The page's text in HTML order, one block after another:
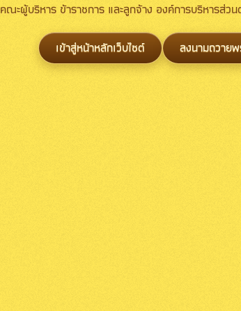
คณะผู้บริหาร ข้าราชการ และลูกจ้าง องค์การบริหารส่ว
เข้าสู่หน้าหลักเว็บไซต์ ลงนามถวาย